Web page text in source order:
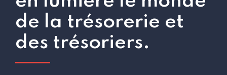
de la trésorerie et
des trésoriers.